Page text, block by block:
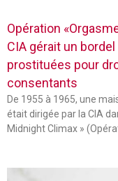
Opération
CIA gérait un
prostituées pour
consentants
De 1955 à 1965, une
était dirigée par la CIA
Midnight Climax »